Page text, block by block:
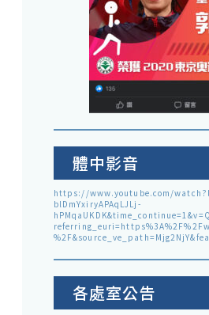
體中影音
https://www.youtube.com/
blDmYxiryAPAqLJLj-
各處室公告